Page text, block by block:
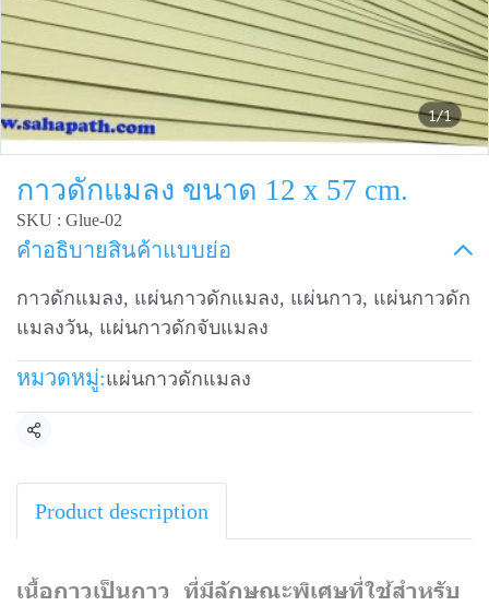
1/1
กาวดักแมลง ขนาด 12 x 57 cm.
SKU : Glue-02
คำอธิบายสินค้าแบบย่อ
กาวดักแมลง, แผ่นกาวดักแมลง, แผ่นกาว, แผ่นกาวดัก
แมลงวัน, แผ่นกาวดักจับแมลง
หมวดหมู่:แผ่นกาวดักแมลง
แชร์
Product description
เนื้อกาวเป็นกาว ที่มีลักษณะพิเศษที่ใช้สำหรับ